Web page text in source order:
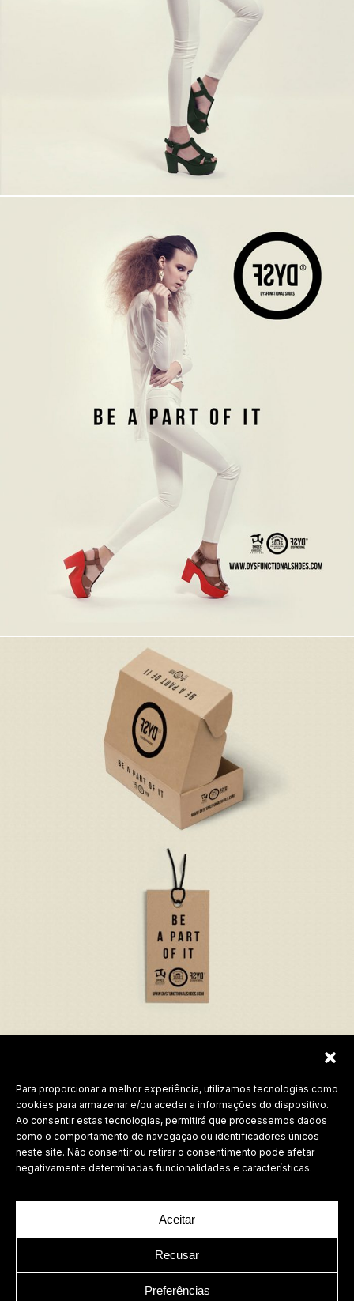
Para proporcionar a melhor experiência, utilizamos tecnologias como
cookies para armazenar e/ou aceder a informações do dispositivo.
Ao consentir estas tecnologias, permitirá que processemos dados
como o comportamento de navegação ou identificadores únicos
neste site. Não consentir ou retirar o consentimento pode afetar
negativamente determinadas funcionalidades e características.
Aceitar
Recusar
Preferências
Labdesign, Lda.
2026 Todos os direitos reservados.
Política de Privacidade